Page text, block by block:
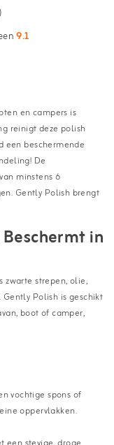
9.1
en campers is
reinigt deze polish
beschermende
De
minstens 6
Gently Polish brengt
in
zwarte strepen, olie,
Polish is geschikt
boot of camper,
vochtige spons of
oppervlakken.